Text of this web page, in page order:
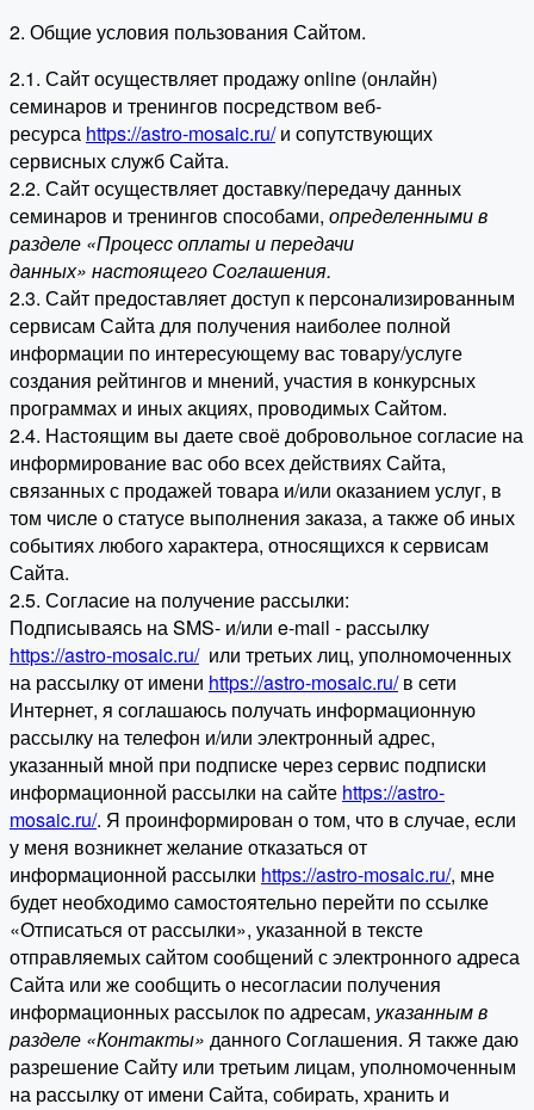
2. Общие условия пользования Сайтом.
2.1. Сайт осуществляет продажу online (онлайн)
семинаров и тренингов посредством веб-
ресурса https://astro-mosaic.ru/и сопутствующих
сервисных служб Сайта.
2.2. Сайт осуществляет доставку/передачу данных
семинаров и тренингов способами, определенными в
разделе «Процесс оплаты и передачи
данных» настоящего Соглашения.
2.3. Сайт предоставляет доступ к персонализированным
сервисам Сайта для получения наиболее полной
информации по интересующему вас товару/услуге
создания рейтингов и мнений, участия в конкурсных
программах и иных акциях, проводимых Сайтом.
2.4. Настоящим вы даете своё добровольное согласие на
информирование вас обо всех действиях Сайта,
связанных с продажей товара и/или оказанием услуг, в
том числе о статусе выполнения заказа, а также об иных
событиях любого характера, относящихся к сервисам
Сайта.
2.5. Согласие на получение рассылки:
Подписываясь на SMS- и/или e-mail - рассылку
https://astro-mosaic.ru/или третьих лиц, уполномоченных
на рассылку от имени https://astro-mosaic.ru/в сети
Интернет, я соглашаюсь получать информационную
рассылку на телефон и/или электронный адрес,
указанный мной при подписке через сервис подписки
информационной рассылки на сайте https://astro-
mosaic.ru/. Я проинформирован о том, что в случае, если
у меня возникнет желание отказаться от
информационной рассылки https://astro-mosaic.ru/, мне
будет необходимо самостоятельно перейти по ссылке
«Отписаться от рассылки», указанной в тексте
отправляемых сайтом сообщений с электронного адреса
Сайта или же сообщить о несогласии получения
информационных рассылок по адресам, указанным в
разделе «Контакты» данного Соглашения. Я также даю
разрешение Сайту или третьим лицам, уполномоченным
на рассылку от имени Сайта, собирать, хранить и